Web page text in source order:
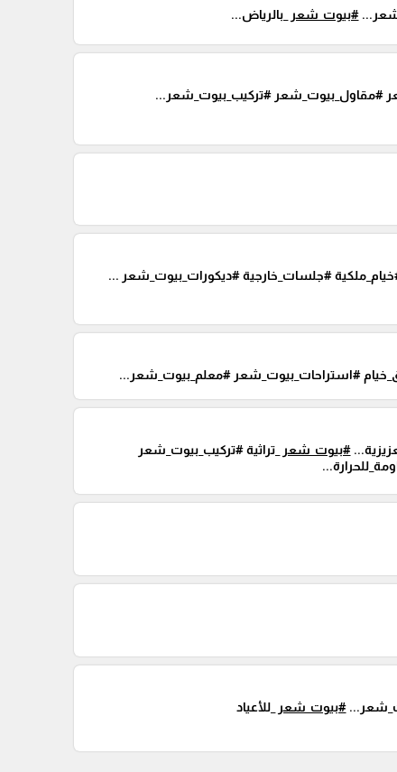
#بيوت_شعر _بالرياض...
#مقاول_بيوت_شعر #تركيب_بيوت_شعر...
#جلسات_خارجية #ديكورات_بيوت_شعر ...
#استراحات_بيوت_شعر #معلم_بيوت_شعر...
#بيوت_شعر
_تراثية #تركيب_بيوت_شعر
#بيوت_شعر
_للأعياد